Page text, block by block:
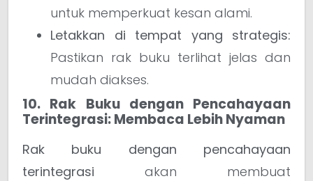
untuk memperkuat kesan alami.
Letakkan di tempat yang strategis:
Pastikan rak buku terlihat jelas dan
mudah diakses.
10. Rak Buku dengan Pencahayaan
Terintegrasi: Membaca Lebih Nyaman
Rak buku dengan pencahayaan
terintegrasi akan membuat